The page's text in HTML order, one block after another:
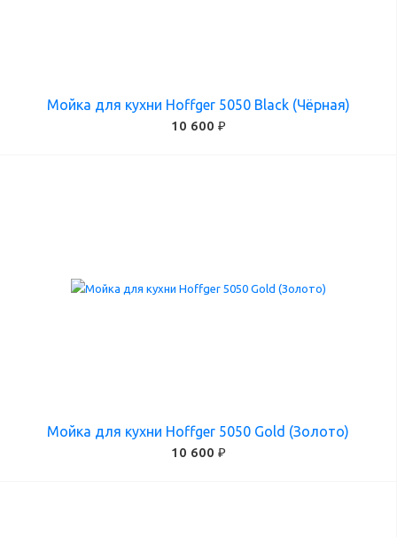
Мойка для кухни Hoffger 5050 Black (Чёрная)
10 600 ₽
Мойка для кухни Hoffger 5050 Gold (Золото)
10 600 ₽